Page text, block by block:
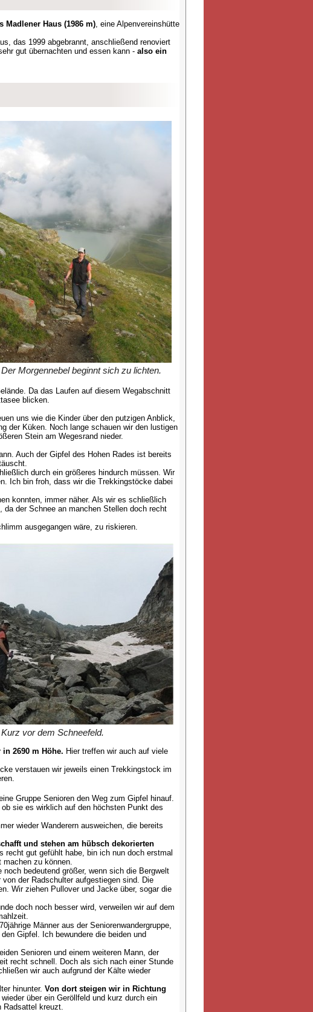
Haus (1986 m), eine Alpenvereinshütte
das 1999 abgebrannt, anschließend renoviert
gut übernachten und essen kann - also ein
Der Morgennebel beginnt sich zu lichten.
Da das Laufen auf diesem Wegabschnitt
blicken.
uns wie die Kinder über den putzigen Anblick,
der Küken. Noch lange schauen wir den lustigen
Stein am Wegesrand nieder.
Auch der Gipfel des Hohen Rades ist bereits
durch ein größeres hindurch müssen. Wir
Ich bin froh, dass wir die Trekkingstöcke dabei
konnten, immer näher. Als wir es schließlich
der Schnee an manchen Stellen doch recht
ausgegangen wäre, zu riskieren.
Kurz vor dem Schneefeld.
2690 m Höhe. Hier treffen wir auch auf viele
verstauen wir jeweils einen Trekkingstock im
Gruppe Senioren den Weg zum Gipfel hinauf.
sie es wirklich auf den höchsten Punkt des
wieder Wanderern ausweichen, die bereits
und stehen am hübsch dekorierten
recht gut gefühlt habe, bin ich nun doch erstmal
machen zu können.
bedeutend größer, wenn sich die Bergwelt
der Radschulter aufgestiegen sind. Die
Wir ziehen Pullover und Jacke über, sogar die
doch noch besser wird, verweilen wir auf dem
Männer aus der Seniorenwandergruppe,
Gipfel. Ich bewundere die beiden und
Senioren und einem weiteren Mann, der
recht schnell. Doch als sich nach einer Stunde
wir auch aufgrund der Kälte wieder
hinunter. Von dort steigen wir in Richtung
über ein Geröllfeld und kurz durch ein
Radsattel kreuzt.